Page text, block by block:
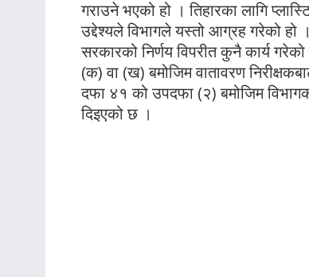
गराउने भएको हो । तिहारका लागि
उद्देश्यले विभागले यस्तो आग्रह गरेको हो ।
सरकारको निर्णय विपरीत कुनै कार्य
(क) वा (ख) बमोजिम वातावरण
दफा ४१ को उपदफा (२) बमोजिम
दिइएको छ ।